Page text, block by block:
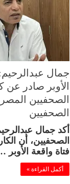
جمال
الأوبر صادر عن
الصحفيين
الصحفيين
أكد جمال
الصحفيين، أن
فتاة واقعة الأوبر
أكمل القراءة »